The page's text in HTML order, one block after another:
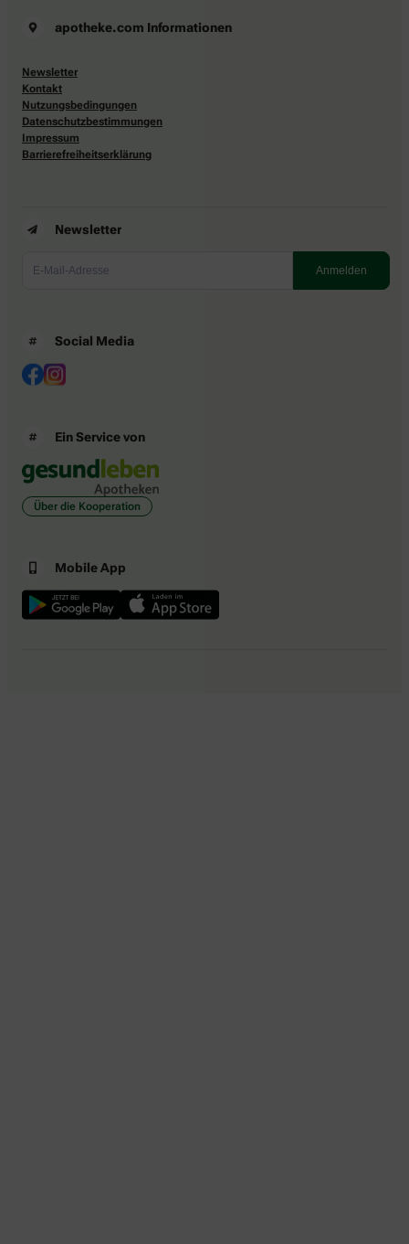
apotheke.com Informationen
Newsletter
Kontakt
Nutzungsbedingungen
Datenschutzbestimmungen
Impressum
Barrierefreiheitserklärung
Newsletter
Social Media
Ein Service von
Über die Kooperation
Mobile App